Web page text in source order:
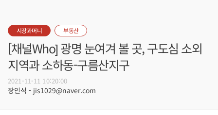
시장과머니 부동산
[채널Who] 광명 눈여겨 볼 곳, 구도심 소외
지역과 소하동-구름산지구
2021-11-11 10:20:00
장인석 - jis1029@naver.com